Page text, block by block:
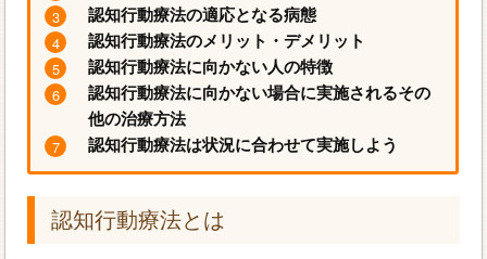
認知行動療法の適応となる病態
認知行動療法のメリット・デメリット
認知行動療法に向かない人の特徴
認知行動療法に向かない場合に実施されるその
他の治療方法
認知行動療法は状況に合わせて実施しよう
認知行動療法とは